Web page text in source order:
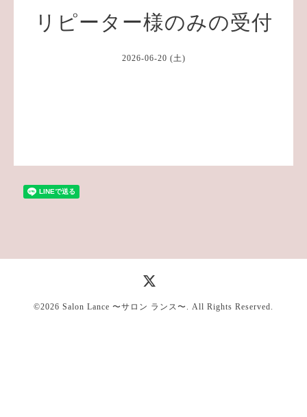
リピーター様のみの受付
2026-06-20 (土)
©2026 Salon Lance 〜サロン ランス〜 . All Rights Reserved.